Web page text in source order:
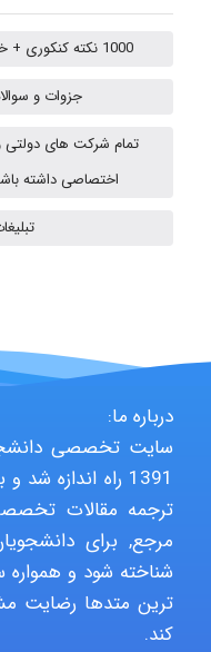
1000 نکته کنکوری + خلاصه جزوات ارشد بهداشت حرفه ای
جزوات و
تمام شرکت های
اختصاصی داشته
درباره ما:
سایت تخصصی
1391 راه
ترجمه مقالات
مرجع, برای
شناخته شود و همواره
ترین متدها رضایت
کند.